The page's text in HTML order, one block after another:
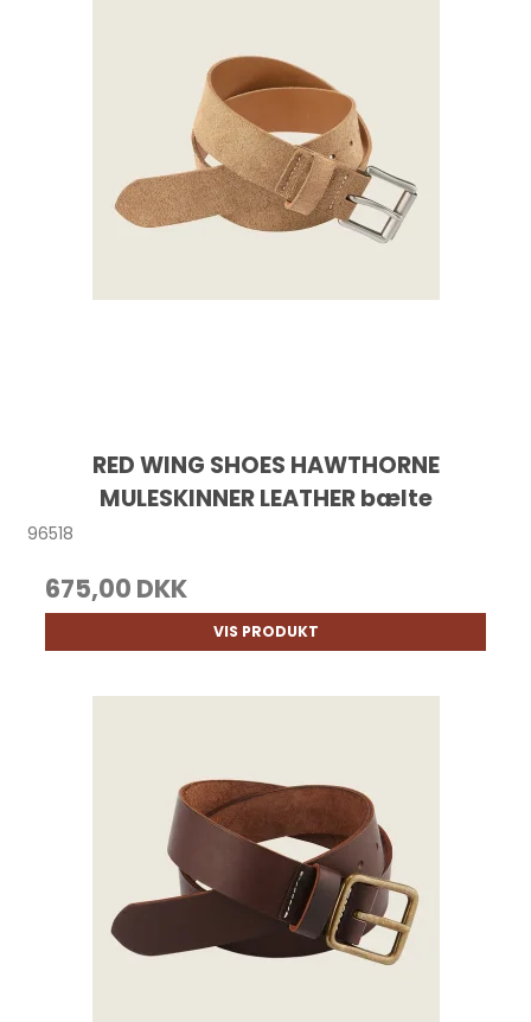
RED WING SHOES HAWTHORNE
MULESKINNER LEATHER bælte
96518
675,00 DKK
VIS PRODUKT